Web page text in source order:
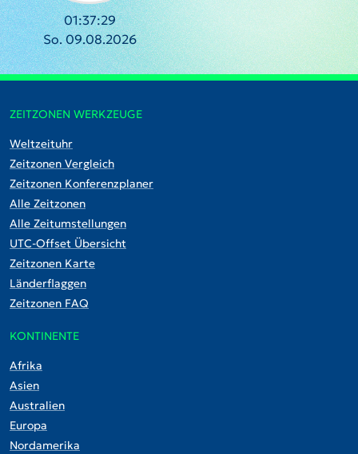
01:37:30
So. 09.08.2026
ZEITZONEN WERKZEUGE
Weltzeituhr
Zeitzonen Vergleich
Zeitzonen Konferenzplaner
Alle Zeitzonen
Alle Zeitumstellungen
UTC-Offset Übersicht
Zeitzonen Karte
Länderflaggen
Zeitzonen FAQ
KONTINENTE
Afrika
Asien
Australien
Europa
Nordamerika